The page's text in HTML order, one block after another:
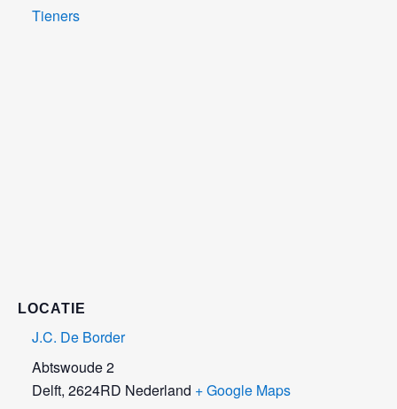
Tieners
LOCATIE
J.C. De Border
Abtswoude 2
Delft, 2624RD Nederland + Google Maps